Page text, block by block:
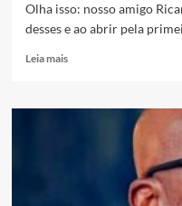
Olha isso: nosso amigo
desses e ao abrir pela
Leia maisRead
O